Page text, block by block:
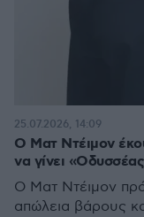
Ο Ματ Ντέιμον
να γίνει
O Ματ Ντέιμον
απώλεια βάρους
25.07.2026, 14:09